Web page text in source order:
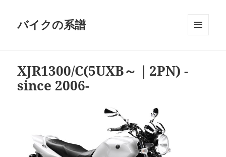
バイクの系譜
XJR1300/C(5UXB～｜2PN) -
since 2006-